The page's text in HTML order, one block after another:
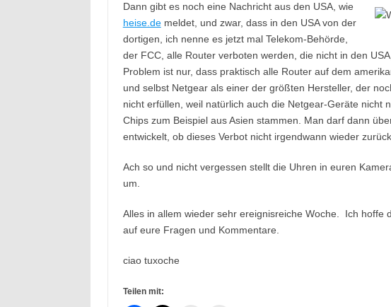
Dann gibt es noch eine Nachricht aus den USA, wie
heise.demeldet, und zwar, dass in den USA von der
dortigen, ich nenne es jetzt mal Telekom-Behörde,
der FCC, alle Router verboten werden, die nicht in den
Problem ist nur, dass praktisch alle Router auf dem
und selbst Netgear als einer der größten Hersteller, der
nicht erfüllen, weil natürlich auch die Netgear-Geräte nicht
Chips zum Beispiel aus Asien stammen. Man darf dann
entwickelt, ob dieses Verbot nicht irgendwann wieder
Ach so und nicht vergessen stellt die Uhren in euren
um.
Alles in allem wieder sehr ereignisreiche Woche. Ich hoffe
auf eure Fragen und Kommentare.
ciao tuxoche
Teilen mit: